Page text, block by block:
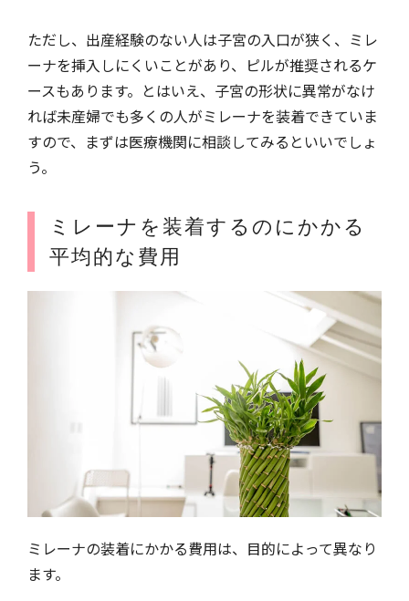
ただし、出産経験のない人は子宮の入口が狭く、ミレ
ーナを挿入しにくいことがあり、ピルが推奨されるケ
ースもあります。とはいえ、子宮の形状に異常がなけ
れば未産婦でも多くの人がミレーナを装着できていま
すので、まずは医療機関に相談してみるといいでしょ
う。
ミレーナを装着するのにかかる
平均的な費用
ミレーナの装着にかかる費用は、目的によって異なり
ます。